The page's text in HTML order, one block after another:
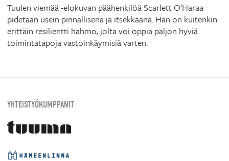
Tuulen viemää -elokuvan päähenkilöä Scarlett O'Haraa
pidetään usein pinnallisena ja itsekkäänä. Hän on kuitenkin
erittäin resilientti hahmo, jolta voi oppia paljon hyviä
toimintatapoja vastoinkäymisiä varten.
YHTEISTYÖKUMPPANIT